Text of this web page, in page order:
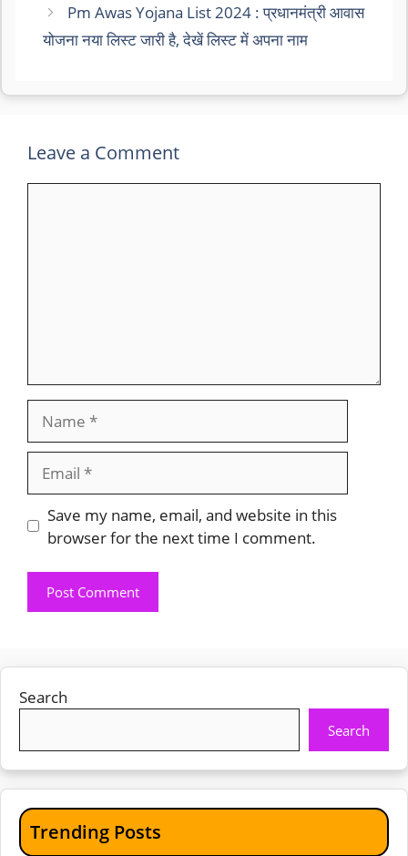
Pm Awas Yojana List 2024 : प्रधानमंत्री आवास
योजना नया लिस्ट जारी है, देखें लिस्ट में अपना नाम
Leave a Comment
Save my name, email, and website in this
browser for the next time I comment.
Search
Search
Trending Posts